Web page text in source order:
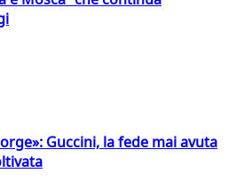
Guccini, la fede mai avuta